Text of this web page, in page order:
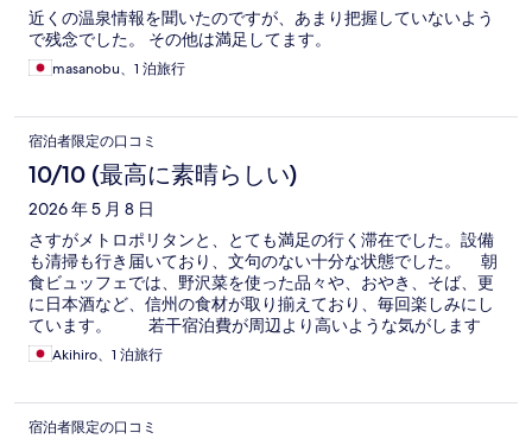
近くの温泉情報を聞いたのですが、あまり把握していないよう
で残念でした。 その他は満足してます。
masanobu、1 泊旅行
宿泊者限定の口コミ
10/10 (最高に素晴らしい)
2026 年 5 月 8 日
さすがメトロポリタンと、とても満足の行く滞在でした。設備
も清掃も行き届いており、文句のない十分な状態でした。 朝
食ビュッフェでは、野沢菜を使った品々や、おやき、そば、更
に日本酒など、信州の食材が取り揃えており、毎回楽しみにし
ています。 若干宿泊費が周辺より高いような気がします
が、それを補っても右文に満足できる滞在でした。
Akihiro、1 泊旅行
宿泊者限定の口コミ